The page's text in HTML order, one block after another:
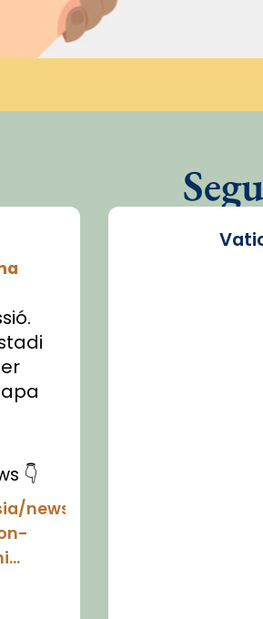
👇
news/2026-